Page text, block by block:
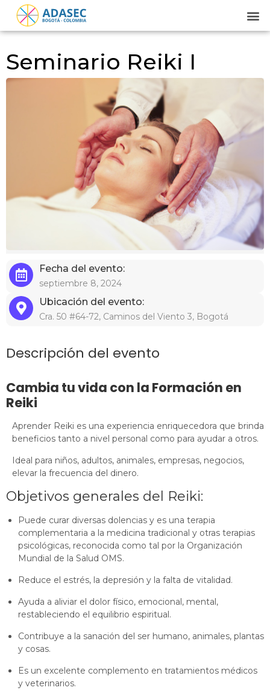
Seminario Reiki I
Fecha del evento:
septiembre 8, 2024
Ubicación del evento:
Cra. 50 #64-72, Caminos del Viento 3, Bogotá
Descripción del evento
Cambia tu vida con la Formación en
Reiki
Aprender Reiki es una experiencia enriquecedora que brinda
beneficios tanto a nivel personal como para ayudar a otros.
Ideal para niños, adultos, animales, empresas, negocios,
elevar la frecuencia del dinero.
Objetivos generales del Reiki:
Puede curar diversas dolencias y es una terapia
complementaria a la medicina tradicional y otras terapias
psicológicas, reconocida como tal por la Organización
Mundial de la Salud OMS.
Reduce el estrés, la depresión y la falta de vitalidad.
Ayuda a aliviar el dolor físico, emocional, mental,
restableciendo el equilibrio espiritual.
Contribuye a la sanación del ser humano, animales, plantas
y cosas.
Es un excelente complemento en tratamientos médicos
y veterinarios.